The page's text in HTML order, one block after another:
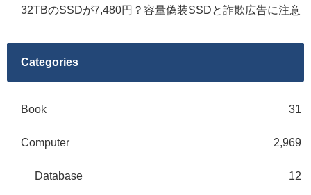
32TBのSSDが7,480円？容量偽装SSDと詐欺広告に注意
Categories
Book 31
Computer 2,969
Database 12